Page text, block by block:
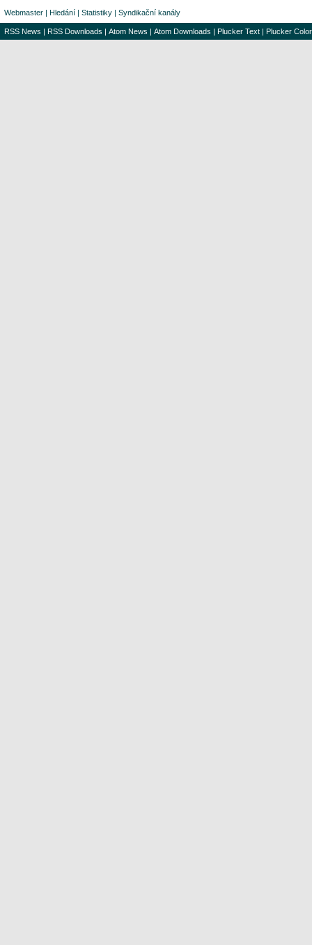
Webmaster | Hledání | Statistiky | Syndikační kanály
RSS News | RSS Downloads | Atom News | Atom Downloads | Plucker Text | Plucker Color